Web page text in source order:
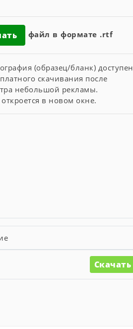
файл в формате .rtf
(образец/бланк) доступен
скачивания после
небольшой рекламы.
в новом окне.
Скачать